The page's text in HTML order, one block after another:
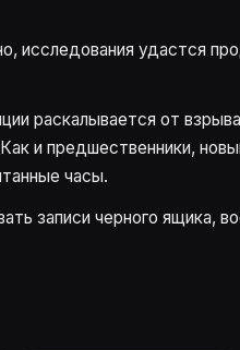
исследования удастся
раскалывается от
и предшественники,
часы.
записи черного ящика,